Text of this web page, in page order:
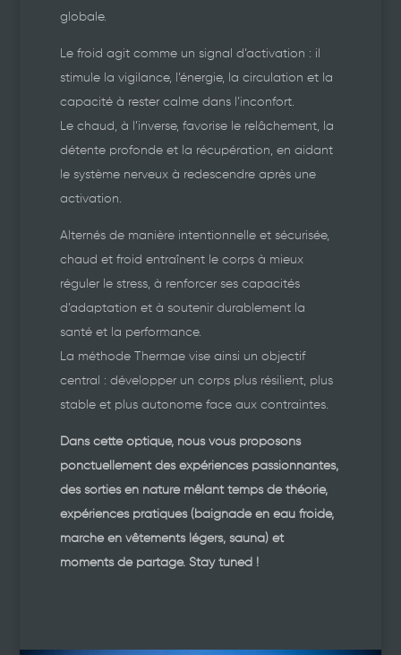
globale.
Le froid agit comme un signal d’activation : il
stimule la vigilance, l’énergie, la circulation et la
capacité à rester calme dans l’inconfort.
Le chaud, à l’inverse, favorise le relâchement, la
détente profonde et la récupération, en aidant
le système nerveux à redescendre après une
activation.
Alternés de manière intentionnelle et sécurisée,
chaud et froid entraînent le corps à mieux
réguler le stress, à renforcer ses capacités
d’adaptation et à soutenir durablement la
santé et la performance.
La méthode Thermae vise ainsi un objectif
central : développer un corps plus résilient, plus
stable et plus autonome face aux contraintes.
Dans cette optique, nous vous proposons
ponctuellement des expériences passionnantes,
des sorties en nature mêlant temps de théorie,
expériences pratiques (baignade en eau froide,
marche en vêtements légers, sauna) et
moments de partage. Stay tuned !